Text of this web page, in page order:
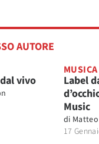
AUTORE
vivo
MUSICA
Label
Music
di
17